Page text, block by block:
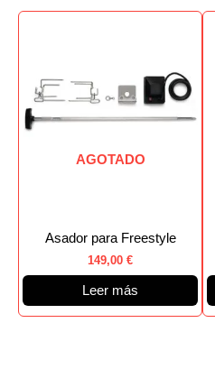
AGOTADO
Asador para Freestyle
149,00 €
Leer más